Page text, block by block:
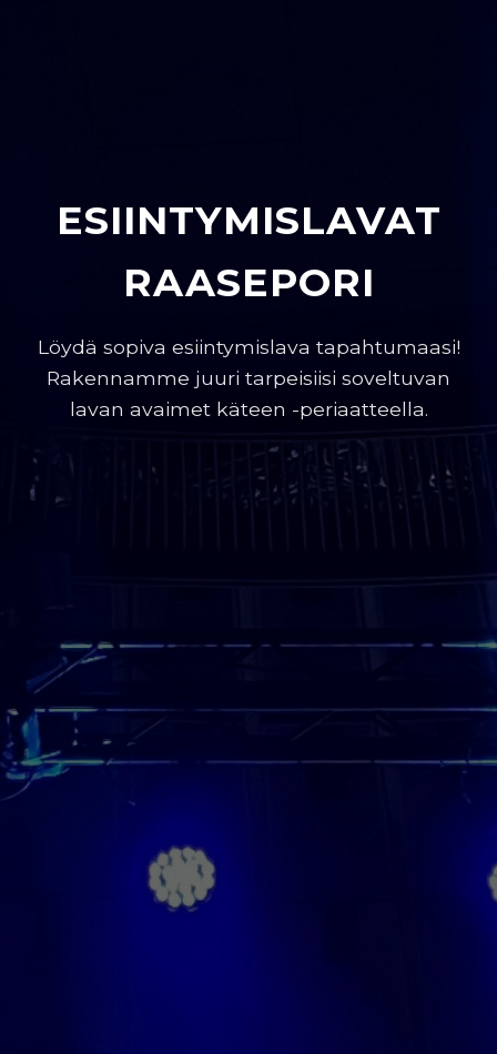
ESIINTYMISLAVAT
RAASEPORI
Löydä sopiva esiintymislava tapahtumaasi!
Rakennamme juuri tarpeisiisi soveltuvan
lavan avaimet käteen -periaatteella.